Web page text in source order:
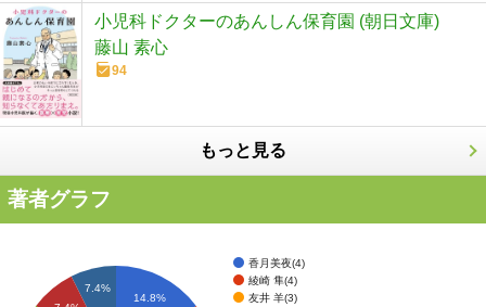
小児科ドクターのあんしん保育園 (朝日文庫)
藤山 素心
94
もっと見る
著者グラフ
香月美夜(4)
綾崎 隼(4)
友井 羊(3)
14.8%
7.4%